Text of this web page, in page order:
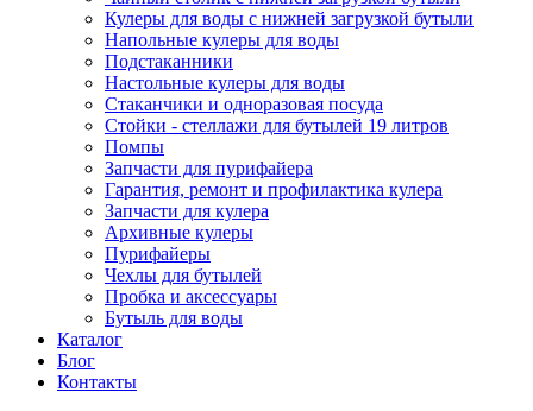
Кулеры для воды с нижней загрузкой бутыли
Напольные кулеры для воды
Подстаканники
Настольные кулеры для воды
Стаканчики и одноразовая посуда
Стойки - стеллажи для бутылей 19 литров
Помпы
Запчасти для пурифайера
Гарантия, ремонт и профилактика кулера
Запчасти для кулера
Архивные кулеры
Пурифайеры
Чехлы для бутылей
Пробка и аксессуары
Бутыль для воды
Каталог
Блог
Контакты